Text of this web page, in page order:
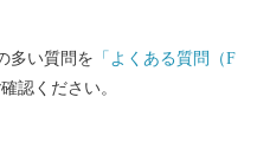
多い質問を 「よくある質問（F
認ください。